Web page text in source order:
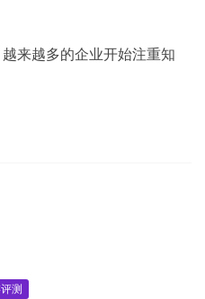
来越多的企业开始注重知
测